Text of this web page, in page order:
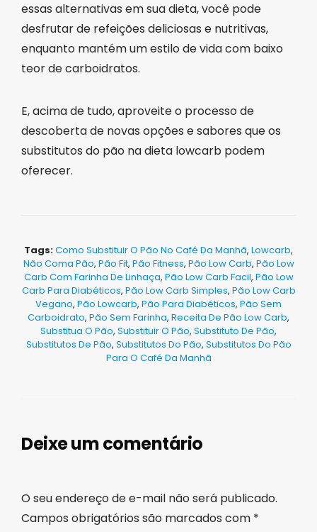
essas alternativas em sua dieta, você pode
desfrutar de refeições deliciosas e nutritivas,
enquanto mantém um estilo de vida com baixo
teor de carboidratos.
E, acima de tudo, aproveite o processo de
descoberta de novas opções e sabores que os
substitutos do pão na dieta lowcarb podem
oferecer.
Tags:Como Substituir O Pão No Café Da Manhã, Lowcarb,
Não Coma Pão, Pão Fit, Pão Fitness, Pão Low Carb, Pão Low
Carb Com Farinha De Linhaça, Pão Low Carb Facil, Pão Low
Carb Para Diabéticos, Pão Low Carb Simples, Pão Low Carb
Vegano, Pão Lowcarb, Pão Para Diabéticos, Pão Sem
Carboidrato, Pão Sem Farinha, Receita De Pão Low Carb,
Substitua O Pão, Substituir O Pão, Substituto De Pão,
Substitutos De Pão, Substitutos Do Pão, Substitutos Do Pão
Para O Café Da Manhã
Deixe um comentário
O seu endereço de e-mail não será publicado.
Campos obrigatórios são marcados com *